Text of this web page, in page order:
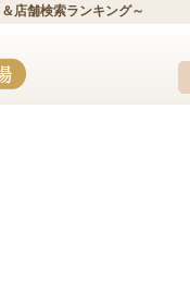
店舗検索ランキング～